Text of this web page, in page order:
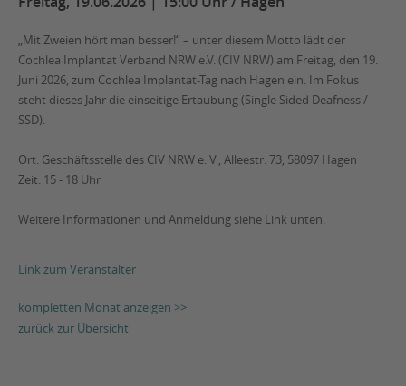
„Mit Zweien hört man besser!“ – unter diesem Motto lädt der
Cochlea Implantat Verband NRW e.V. (CIV NRW) am Freitag, den 19.
Juni 2026, zum Cochlea Implantat-Tag nach Hagen ein. Im Fokus
steht dieses Jahr die einseitige Ertaubung (Single Sided Deafness /
SSD).
Ort: Geschäftsstelle des CIV NRW e. V., Alleestr. 73, 58097 Hagen
Zeit: 15 - 18 Uhr
Weitere Informationen und Anmeldung siehe Link unten.
Link zum Veranstalter
kompletten Monat anzeigen >>
zurück zur Übersicht